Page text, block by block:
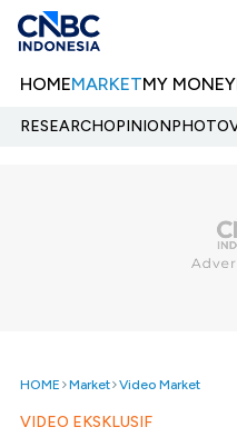
HOMEMARKETMY MONEY
RESEARCHOPINIONPHOTO
HOME Market Video Market
VIDEO EKSKLUSIF